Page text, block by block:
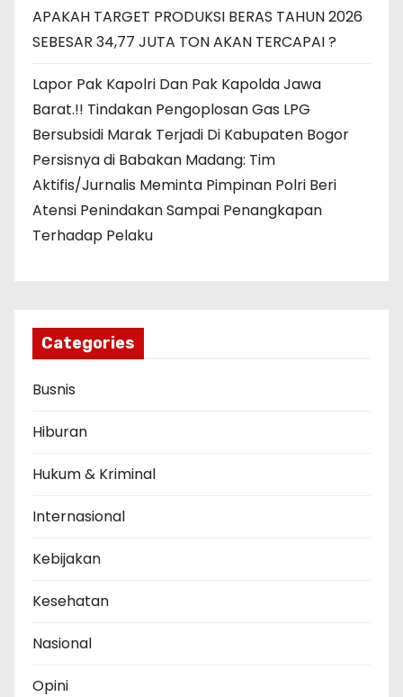
APAKAH TARGET PRODUKSI BERAS TAHUN 2026
SEBESAR 34,77 JUTA TON AKAN TERCAPAI ?
Lapor Pak Kapolri Dan Pak Kapolda Jawa
Barat.!! Tindakan Pengoplosan Gas LPG
Bersubsidi Marak Terjadi Di Kabupaten Bogor
Persisnya di Babakan Madang: Tim
Aktifis/Jurnalis Meminta Pimpinan Polri Beri
Atensi Penindakan Sampai Penangkapan
Terhadap Pelaku
Categories
Busnis
Hiburan
Hukum & Kriminal
Internasional
Kebijakan
Kesehatan
Nasional
Opini